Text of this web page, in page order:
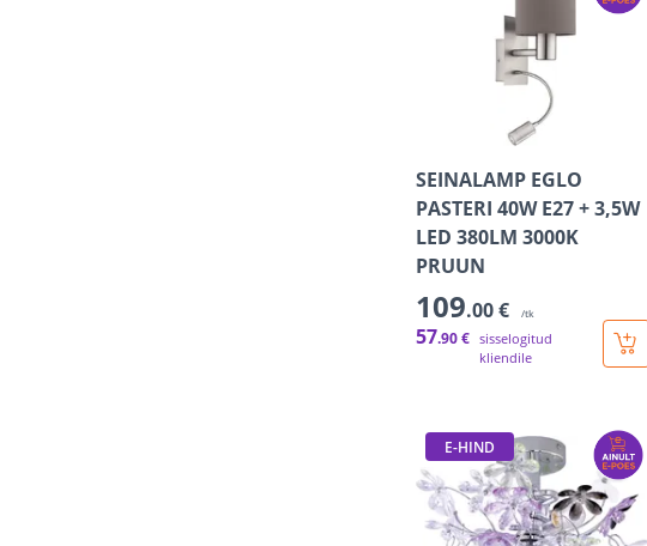
SEINALAMP EGLO
PASTERI 40W E27 + 3,5W
LED 380LM 3000K
PRUUN
109.00 € /tk
57.90 € sisselogitud
kliendile
E-HIND